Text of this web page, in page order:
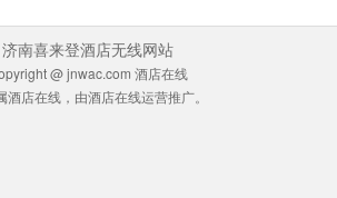
济南喜来登酒店无线网站
@ jnwac.com 酒店在线
酒店在线，由酒店在线运营推广。